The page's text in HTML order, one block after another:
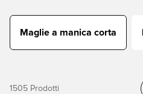
Maglie a manica corta
1505 Prodotti